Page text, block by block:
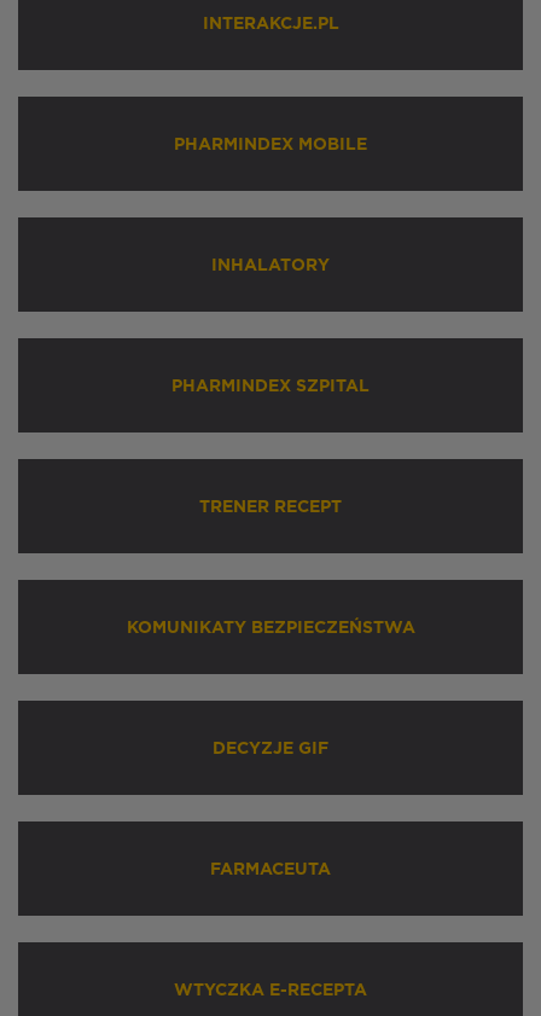
INTERAKCJE.PL
PHARMINDEX MOBILE
INHALATORY
PHARMINDEX SZPITAL
TRENER RECEPT
KOMUNIKATY BEZPIECZEŃSTWA
DECYZJE GIF
FARMACEUTA
WTYCZKA E-RECEPTA